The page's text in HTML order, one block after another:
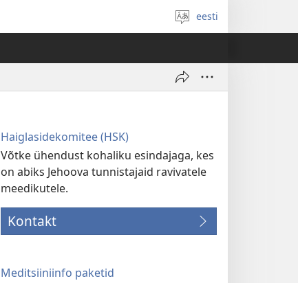
Vali
keel
eesti
Haiglasidekomitee (HSK)
Võtke ühendust kohaliku esindajaga, kes
on abiks Jehoova tunnistajaid ravivatele
meedikutele.
Kontakt
Meditsiiniinfo paketid